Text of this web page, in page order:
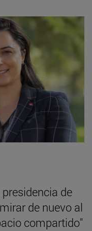
de
de nuevo al
compartido"